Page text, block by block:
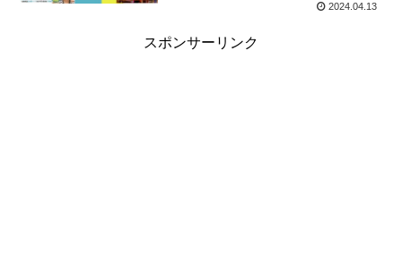
2024.04.13
スポンサーリンク